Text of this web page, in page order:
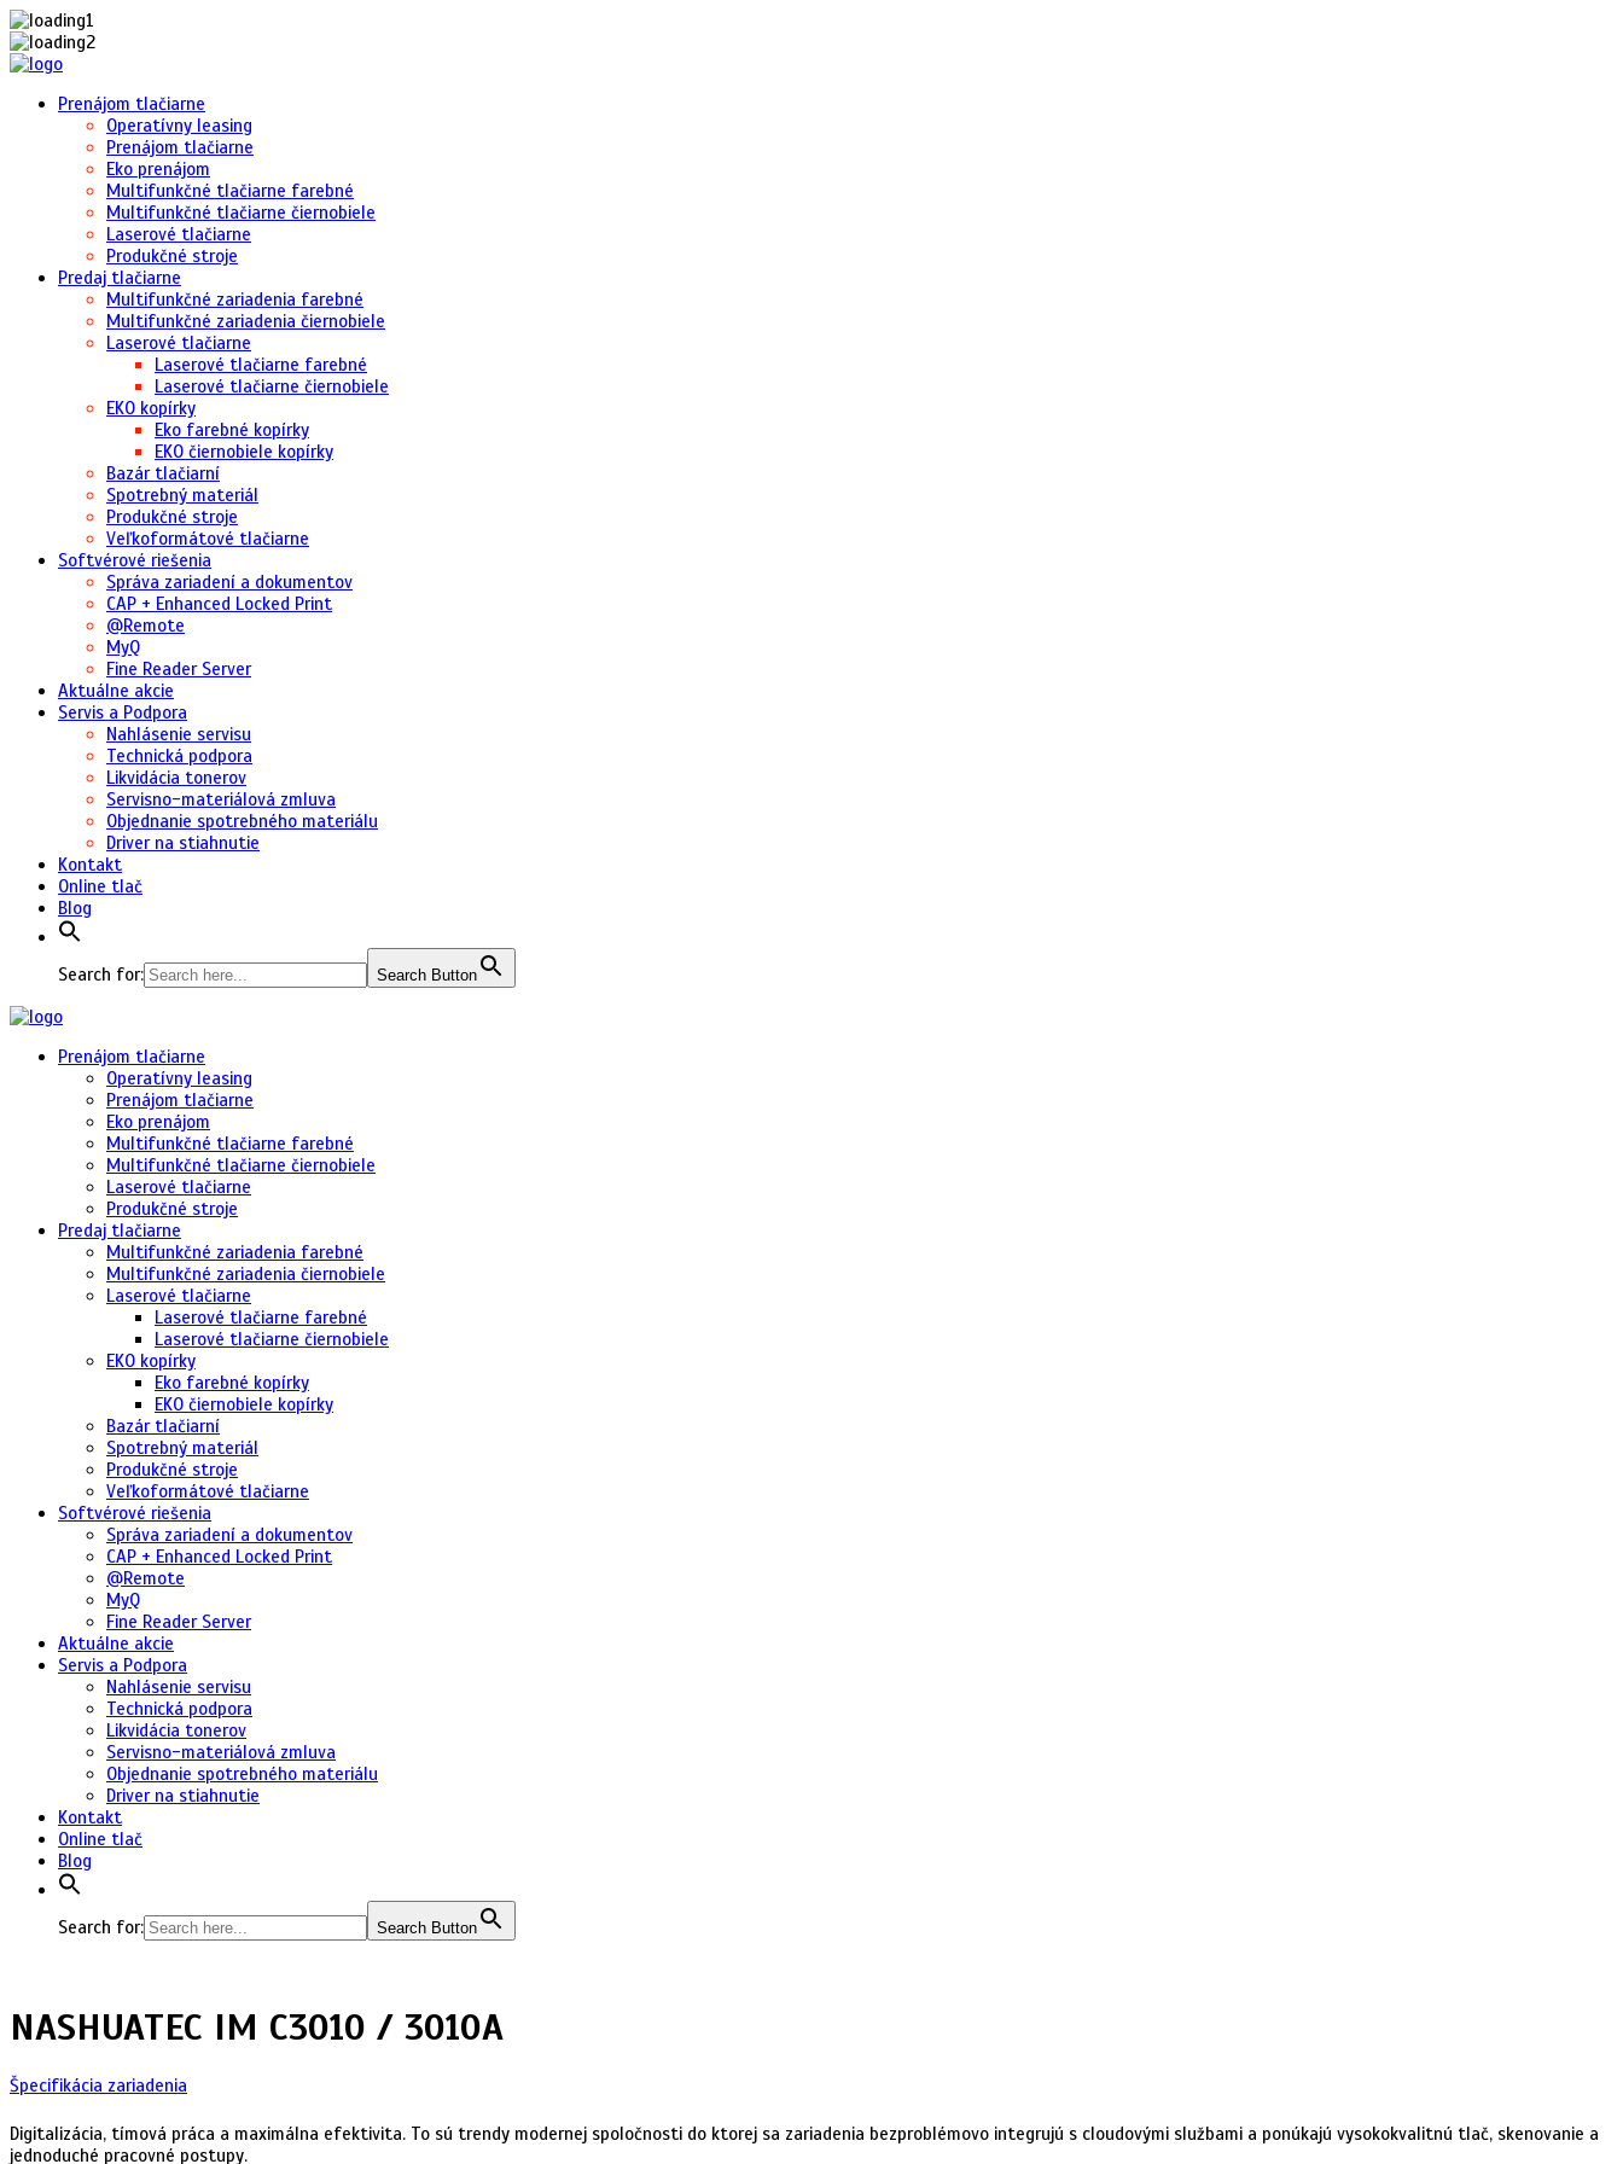
Prenájom tlačiarne
Operatívny leasing
Prenájom tlačiarne
Eko prenájom
Multifunkčné tlačiarne farebné
Multifunkčné tlačiarne čiernobiele
Laserové tlačiarne
Produkčné stroje
Predaj tlačiarne
Multifunkčné zariadenia farebné
Multifunkčné zariadenia čiernobiele
Laserové tlačiarne
Laserové tlačiarne farebné
Laserové tlačiarne čiernobiele
EKO kopírky
Eko farebné kopírky
EKO čiernobiele kopírky
Bazár tlačiarní
Spotrebný materiál
Produkčné stroje
Veľkoformátové tlačiarne
Softvérové riešenia
Správa zariadení a dokumentov
CAP + Enhanced Locked Print
@Remote
MyQ
Fine Reader Server
Aktuálne akcie
Servis a Podpora
Nahlásenie servisu
Technická podpora
Likvidácia tonerov
Servisno-materiálová zmluva
Objednanie spotrebného materiálu
Driver na stiahnutie
Kontakt
Online tlač
Blog
Search for: Search Button
Prenájom tlačiarne
Operatívny leasing
Prenájom tlačiarne
Eko prenájom
Multifunkčné tlačiarne farebné
Multifunkčné tlačiarne čiernobiele
Laserové tlačiarne
Produkčné stroje
Predaj tlačiarne
Multifunkčné zariadenia farebné
Multifunkčné zariadenia čiernobiele
Laserové tlačiarne
Laserové tlačiarne farebné
Laserové tlačiarne čiernobiele
EKO kopírky
Eko farebné kopírky
EKO čiernobiele kopírky
Bazár tlačiarní
Spotrebný materiál
Produkčné stroje
Veľkoformátové tlačiarne
Softvérové riešenia
Správa zariadení a dokumentov
CAP + Enhanced Locked Print
@Remote
MyQ
Fine Reader Server
Aktuálne akcie
Servis a Podpora
Nahlásenie servisu
Technická podpora
Likvidácia tonerov
Servisno-materiálová zmluva
Objednanie spotrebného materiálu
Driver na stiahnutie
Kontakt
Online tlač
Blog
Search for: Search Button
NASHUATEC IM C3010 / 3010A
Špecifikácia zariadenia
Digitalizácia, tímová práca a maximálna efektivita. To sú trendy modernej spoločnosti do ktorej sa zariadenia bezproblémovo integrujú s cloudovými službami a ponúkajú vysokokvalitnú tlač, skenovanie a
jednoduché pracovné postupy.